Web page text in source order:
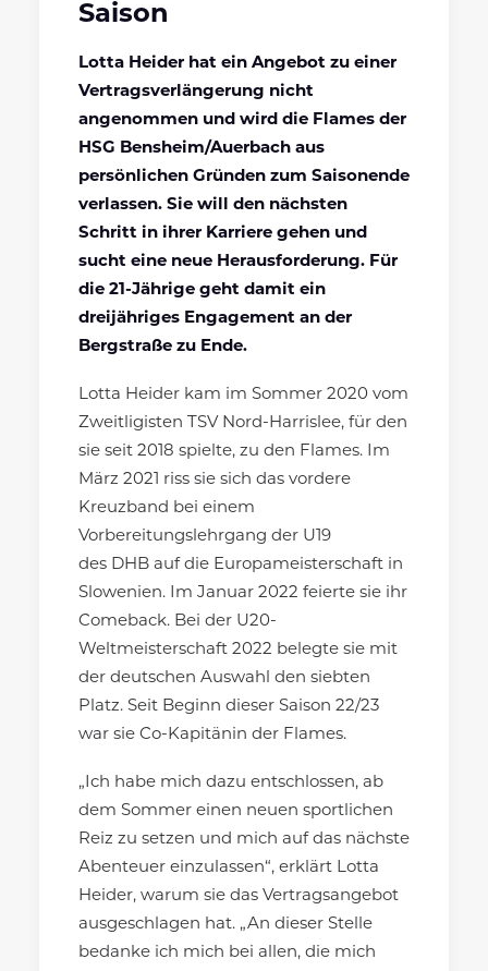
Saison
Lotta Heider hat ein Angebot zu einer
Vertragsverlängerung nicht
angenommen und wird die Flames der
HSG Bensheim/Auerbach aus
persönlichen Gründen zum Saisonende
verlassen. Sie will den nächsten
Schritt in ihrer Karriere gehen und
sucht eine neue Herausforderung. Für
die 21-Jährige geht damit ein
dreijähriges Engagement an der
Bergstraße zu Ende.
Lotta Heider kam im Sommer 2020 vom
Zweitligisten TSV Nord-Harrislee, für den
sie seit 2018 spielte, zu den Flames. Im
März 2021 riss sie sich das vordere
Kreuzband bei einem
Vorbereitungslehrgang der U19
des DHB auf die Europameisterschaft in
Slowenien. Im Januar 2022 feierte sie ihr
Comeback. Bei der U20-
Weltmeisterschaft 2022 belegte sie mit
der deutschen Auswahl den siebten
Platz. Seit Beginn dieser Saison 22/23
war sie Co-Kapitänin der Flames.
„Ich habe mich dazu entschlossen, ab
dem Sommer einen neuen sportlichen
Reiz zu setzen und mich auf das nächste
Abenteuer einzulassen“, erklärt Lotta
Heider, warum sie das Vertragsangebot
ausgeschlagen hat. „An dieser Stelle
bedanke ich mich bei allen, die mich